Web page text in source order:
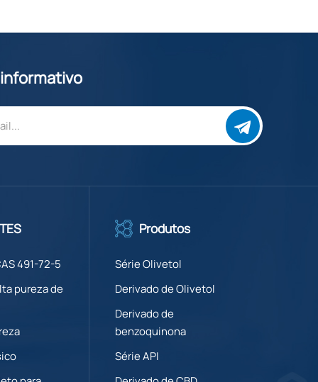
491-72-5
pureza de
Produtos
Série Olivetol
Derivado de Olivetol
Derivado de
benzoquinona
Série API